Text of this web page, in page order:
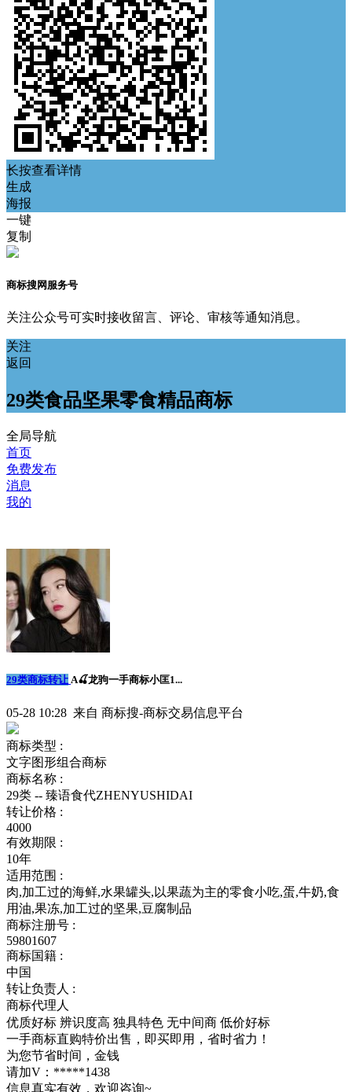
长按查看详情
生成
海报
一键
复制
商标搜网服务号
关注公众号可实时接收留言、评论、审核等通知消息。
关注
返回
29类食品坚果零食精品商标
全局导航
首页
免费发布
消息
我的
29类商标转让 A🍒龙驹一手商标小匡1...
05-28 10:28 来自 商标搜-商标交易信息平台
商标类型 :
文字图形组合商标
商标名称 :
29类 -- 臻语食代ZHENYUSHIDAI
转让价格 :
4000
有效期限 :
10年
适用范围 :
肉,加工过的海鲜,水果罐头,以果蔬为主的零食小吃,蛋,牛奶,食
用油,果冻,加工过的坚果,豆腐制品
商标注册号 :
59801607
商标国籍 :
中国
转让负责人 :
商标代理人
优质好标 辨识度高 独具特色 无中间商 低价好标
一手商标直购特价出售，即买即用，省时省力！
为您节省时间，金钱
请加V：*****1438
信息真实有效，欢迎咨询~